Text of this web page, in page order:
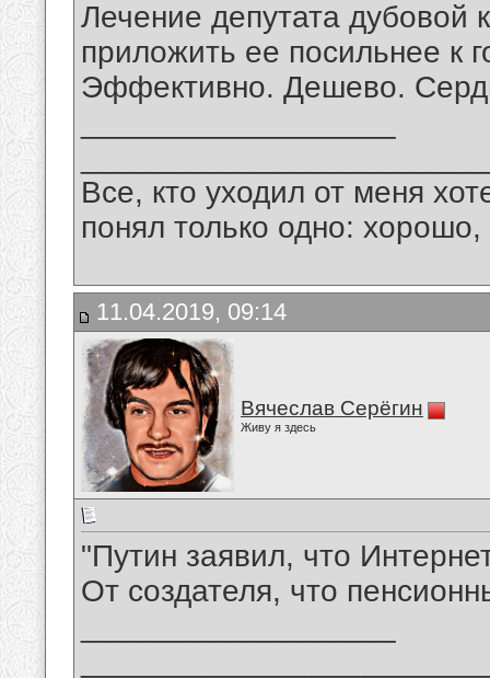
Лечение депутата дубовой
приложить ее посильнее к
Эффективно. Дешево.
Все, кто уходил от меня
понял только одно:
11.04.2019, 09:14
Вячеслав Серёгин
Живу я здесь
"Путин заявил, что
От создателя, что